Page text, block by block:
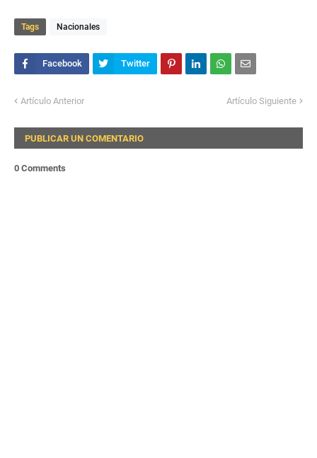
Tags Nacionales
Artículo Anterior Artículo Siguiente
PUBLICAR UN COMENTARIO
0 Comments